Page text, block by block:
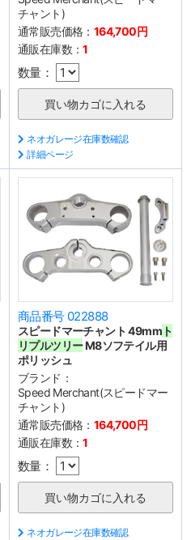
チャント)
通常販売価格： 164,700円
通販在庫数：1
数量：
ネオガレージ在庫数確認
詳細ページ
商品番号 022888
スピードマーチャント 49mm ト
リプルツリーM8ソフテイル用
ポリッシュ
ブランド：
Speed Merchant(スピードマー
チャント)
通常販売価格： 164,700円
通販在庫数：1
数量：
ネオガレージ在庫数確認